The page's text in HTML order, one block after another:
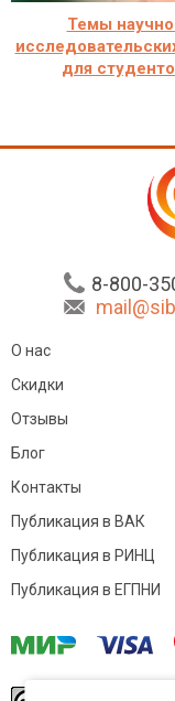
Темы
для
8-800-
О нас
Скидки
Отзывы
Блог
Контакты
Публикация в ВАК
Публикация в РИНЦ
Публикация в ЕГПНИ